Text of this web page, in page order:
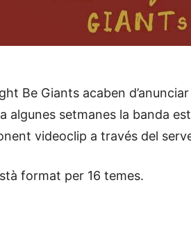
Be Giants acaben
algunes setmanes la banda
videoclip a través del
format per 16 temes.